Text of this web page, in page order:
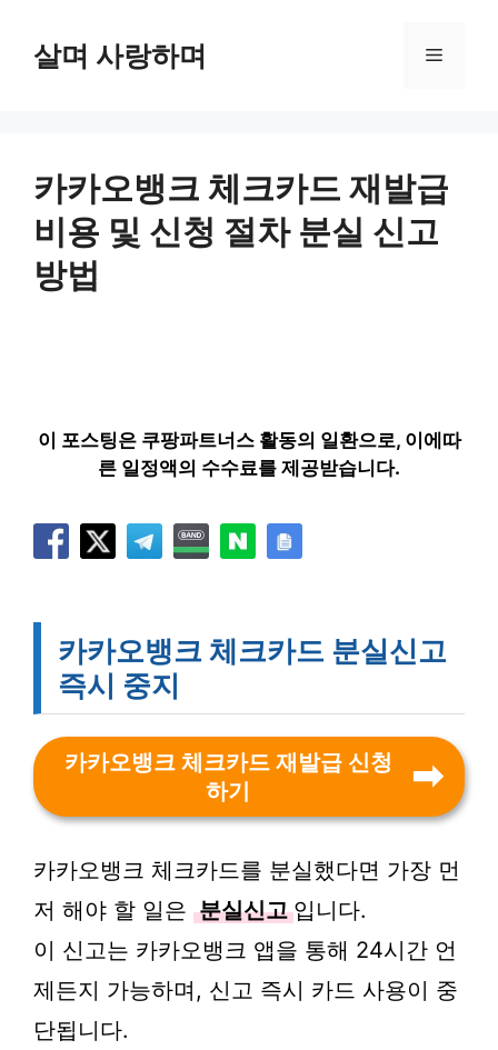
살며 사랑하며 메
카카오뱅크 체크카드 재발급
비용 및 신청 절차 분실 신고
방법
이 포스팅은 쿠팡파트너스 활동의 일환으로, 이에따
른 일정액의 수수료를 제공받습니다.
카카오뱅크 체크카드 분실신고
즉시 중지
카카오뱅크 체크카드 재발급 신청
하기
카카오뱅크 체크카드를 분실했다면 가장 먼
저 해야 할 일은 분실신고 입니다.
이 신고는 카카오뱅크 앱을 통해 24시간 언
제든지 가능하며, 신고 즉시 카드 사용이 중
단됩니다.